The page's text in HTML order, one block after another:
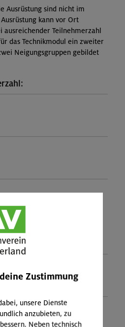
Ausrüstung sind nicht im
kann vor Ort
ausreichender Teilnehmerzahl
das Technikmodul ein zweiter
Neigungsgruppen gebildet
inbegriffen, fallen
Abreise, Verpflegung,
an.)
Zustimmung
unsere Dienste
anzubieten, zu
Neben technisch